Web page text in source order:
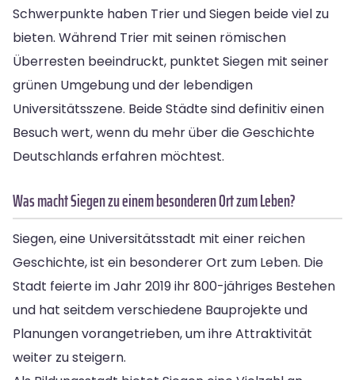
Schwerpunkte haben Trier und Siegen beide viel zu
bieten. Während Trier mit seinen römischen
Überresten beeindruckt, punktet Siegen mit seiner
grünen Umgebung und der lebendigen
Universitätsszene. Beide Städte sind definitiv einen
Besuch wert, wenn du mehr über die Geschichte
Deutschlands erfahren möchtest.
Was macht Siegen zu einem besonderen Ort zum Leben?
Siegen, eine Universitätsstadt mit einer reichen
Geschichte, ist ein besonderer Ort zum Leben. Die
Stadt feierte im Jahr 2019 ihr 800-jähriges Bestehen
und hat seitdem verschiedene Bauprojekte und
Planungen vorangetrieben, um ihre Attraktivität
weiter zu steigern.